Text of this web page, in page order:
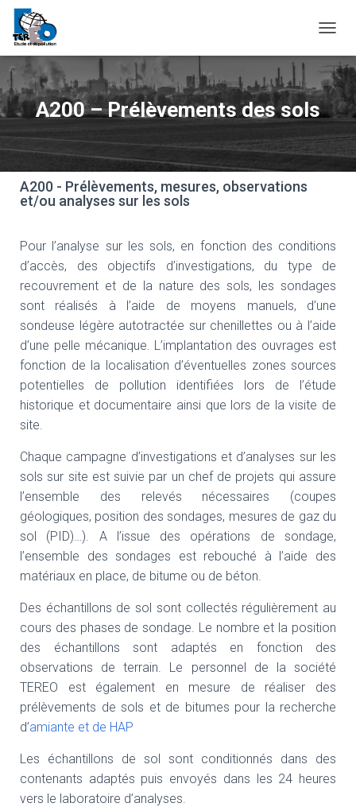
U
V
R
R
A
N
A
I
G
A
I
O
N
A200 – Prélèvements des sols
A200 - Prélèvements, mesures, observations
et/ou analyses sur les sols
Pour l’analyse sur les sols, en fonction des conditions
d’accès, des objectifs d’investigations, du type de
recouvrement et de la nature des sols, les sondages
sont réalisés à l’aide de moyens manuels, d’une
sondeuse légère autotractée sur chenillettes ou à l’aide
d’une pelle mécanique. L’implantation des ouvrages est
fonction de la localisation d’éventuelles zones sources
potentielles de pollution identifiées lors de l’étude
historique et documentaire ainsi que lors de la visite de
site.
Chaque campagne d’investigations et d’analyses sur les
sols sur site est suivie par un chef de projets qui assure
l’ensemble des relevés nécessaires (coupes
géologiques, position des sondages, mesures de gaz du
sol (PID)…). A l’issue des opérations de sondage,
l’ensemble des sondages est rebouché à l’aide des
matériaux en place, de bitume ou de béton.
Des échantillons de sol sont collectés régulièrement au
cours des phases de sondage. Le nombre et la position
des échantillons sont adaptés en fonction des
observations de terrain. Le personnel de la société
TEREO est également en mesure de réaliser des
prélèvements de sols et de bitumes pour la recherche
d’amiante et de HAP
Les échantillons de sol sont conditionnés dans des
contenants adaptés puis envoyés dans les 24 heures
vers le laboratoire d’analyses.